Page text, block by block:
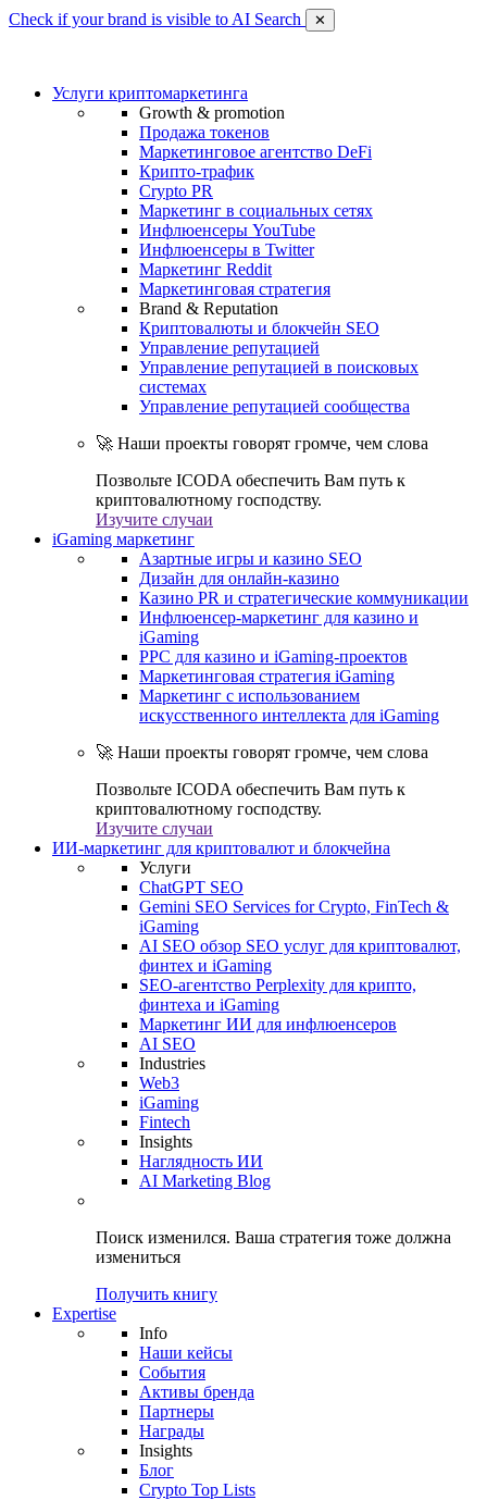
Check if your brand is visible to AI Search ✕
Услуги криптомаркетинга
Growth & promotion
Продажа токенов
Маркетинговое агентство DeFi
Крипто-трафик
Crypto PR
Маркетинг в социальных сетях
Инфлюенсеры YouTube
Инфлюенсеры в Twitter
Маркетинг Reddit
Маркетинговая стратегия
Brand & Reputation
Криптовалюты и блокчейн SEO
Управление репутацией
Управление репутацией в поисковых
системах
Управление репутацией сообщества
🚀 Наши проекты говорят громче, чем слова
Позвольте ICODA обеспечить Вам путь к
криптовалютному господству.
Изучите случаи
iGaming маркетинг
Азартные игры и казино SEO
Дизайн для онлайн-казино
Казино PR и стратегические коммуникации
Инфлюенсер-маркетинг для казино и
iGaming
PPC для казино и iGaming-проектов
Маркетинговая стратегия iGaming
Маркетинг с использованием
искусственного интеллекта для iGaming
🚀 Наши проекты говорят громче, чем слова
Позвольте ICODA обеспечить Вам путь к
криптовалютному господству.
Изучите случаи
ИИ-маркетинг для криптовалют и блокчейна
Услуги
ChatGPT SEO
Gemini SEO Services for Crypto, FinTech &
iGaming
AI SEO обзор SEO услуг для криптовалют,
финтех и iGaming
SEO-агентство Perplexity для крипто,
финтеха и iGaming
Маркетинг ИИ для инфлюенсеров
AI SEO
Industries
Web3
iGaming
Fintech
Insights
Наглядность ИИ
AI Marketing Blog
Поиск изменился. Ваша стратегия тоже должна
измениться
Получить книгу
Expertise
Info
Наши кейсы
События
Активы бренда
Партнеры
Награды
Insights
Блог
Crypto Top Lists